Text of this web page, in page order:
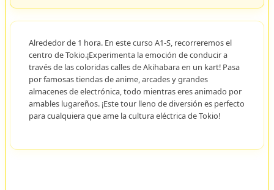
Alrededor de 1 hora. En este curso A1-S, recorreremos el
centro de Tokio.¡Experimenta la emoción de conducir a
través de las coloridas calles de Akihabara en un kart! Pasa
por famosas tiendas de anime, arcades y grandes
almacenes de electrónica, todo mientras eres animado por
amables lugareños. ¡Este tour lleno de diversión es perfecto
para cualquiera que ame la cultura eléctrica de Tokio!